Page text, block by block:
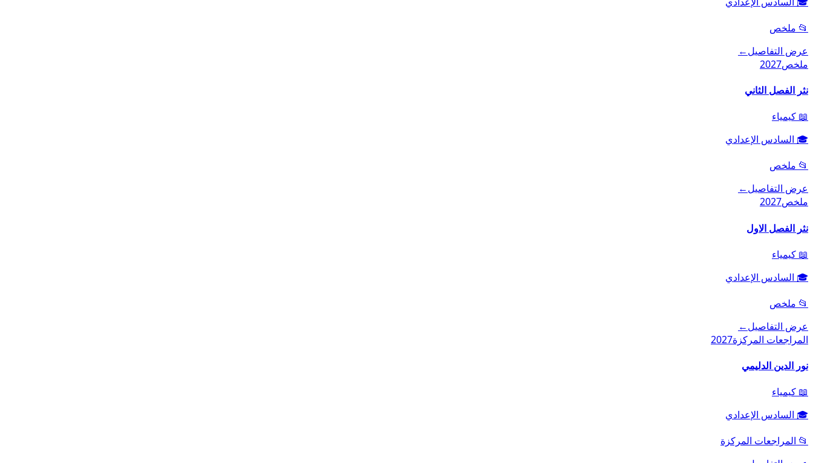
📂 ملخص
عرض التفاصيل←
ملخص2027
نثر الفصل الثاني
📖 كيمياء
🎓 السادس الإعدادي
📂 ملخص
عرض التفاصيل←
ملخص2027
نثر الفصل الاول
📖 كيمياء
🎓 السادس الإعدادي
📂 ملخص
عرض التفاصيل←
المراجعات المركزة2027
نور الدين الدليمي
📖 كيمياء
🎓 السادس الإعدادي
📂 المراجعات المركزة